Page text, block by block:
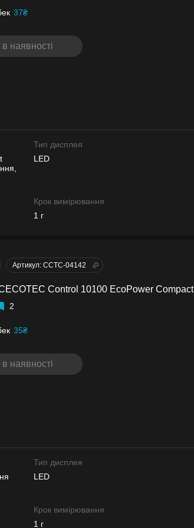
37₴
наявності
Тип дисплея
LED
Крок вимірювання
1 г
Артикул: CCTC-04142
CECOTEC Control 10100 EcoPower Compact
2
35₴
наявності
Тип дисплея
LED
Крок вимірювання
1 г